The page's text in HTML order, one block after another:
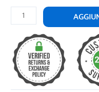
SAXOPHON
SERENADE
quantità